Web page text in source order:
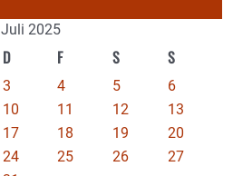
Juli 2025
D F S S
3 4 5
6
10 11 12
13
17 18 19
20
24 25 26
27